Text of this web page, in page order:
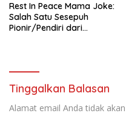
Rest In Peace Mama Joke:
Salah Satu Sesepuh
Pionir/Pendiri dari
Kasih Allah.
Tinggalkan Balasan
Alamat email Anda tidak